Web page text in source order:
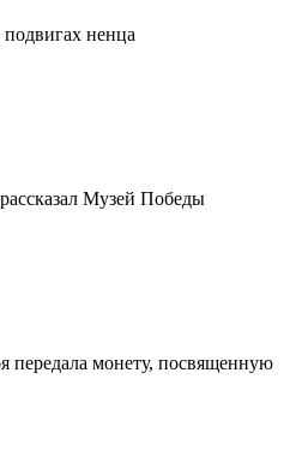
ненца
Музей Победы
передала монету, посвященную